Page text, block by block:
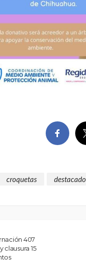
croquetas destacado
407
clausura 15